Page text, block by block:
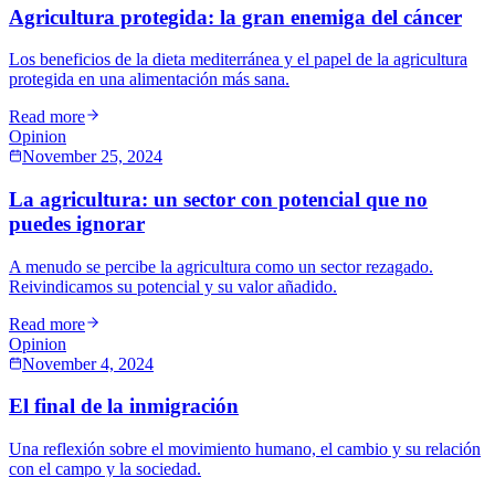
Agricultura protegida: la gran enemiga del cáncer
Los beneficios de la dieta mediterránea y el papel de la agricultura
protegida en una alimentación más sana.
Read more
Opinion
November 25, 2024
La agricultura: un sector con potencial que no
puedes ignorar
A menudo se percibe la agricultura como un sector rezagado.
Reivindicamos su potencial y su valor añadido.
Read more
Opinion
November 4, 2024
El final de la inmigración
Una reflexión sobre el movimiento humano, el cambio y su relación
con el campo y la sociedad.